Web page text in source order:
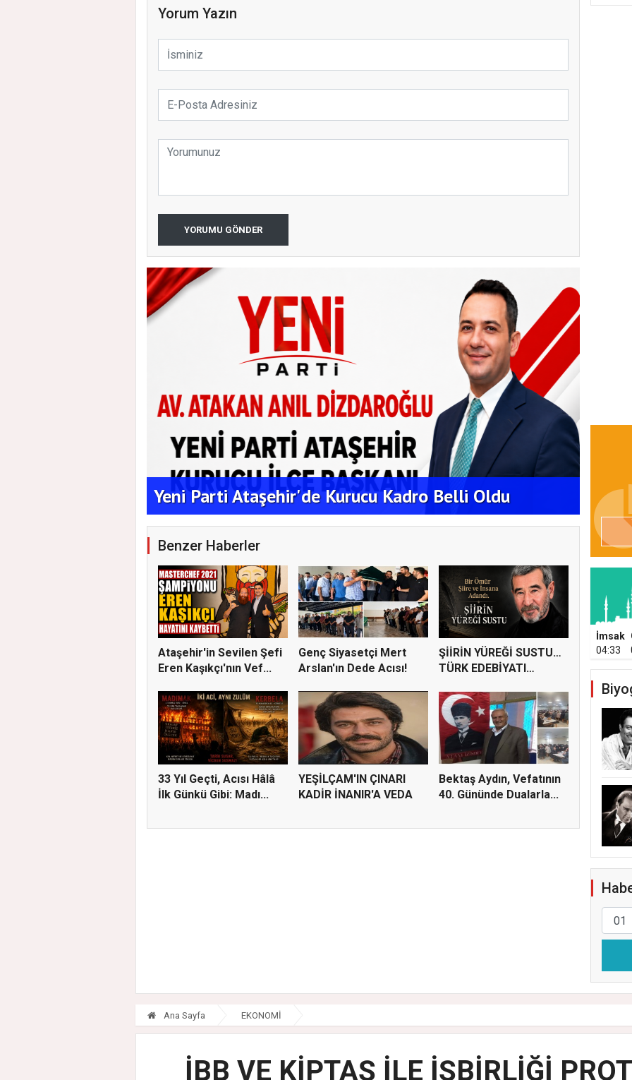
Yorum Yazın
YORUMU GÖNDER
Yeni Parti Ataşehir'de Kurucu Kadro Belli Oldu
Benzer Haberler
Ataşehir'in Sevilen Şefi
Eren Kaşıkçı'nın Vef...
Genç Siyasetçi Mert
Arslan'ın Dede Acısı!
ŞİİRİN YÜREĞİ SUSTU…
TÜRK EDEBİYATI
33 Yıl Geçti, Acısı Hâlâ
İlk Günkü Gibi: Madı...
YEŞİLÇAM'IN ÇINARI
KADİR İNANIR'A VEDA
Bektaş Aydın, Vefatının
40. Gününde Dualarla...
İmsak
04:33
Ana Sayfa EKONOMİ
İBB VE KİPTAŞ İLE İŞBİRLİĞİ